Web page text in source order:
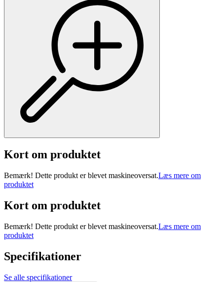
Kort om produktet
Bemærk! Dette produkt er blevet maskineoversat.Læs mere om
produktet
Kort om produktet
Bemærk! Dette produkt er blevet maskineoversat.Læs mere om
produktet
Specifikationer
Se alle specifikationer